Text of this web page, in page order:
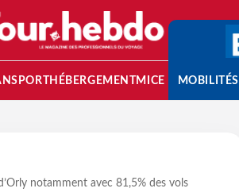
HÉBERGEMENTMICE MOBILITÉS
notamment avec 81,5% des vols